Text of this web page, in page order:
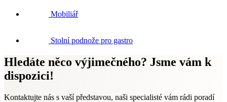
Mobiliář
Stolní podnože pro gastro
Hledáte něco výjimečného? Jsme vám k
dispozici!
Kontaktujte nás s vaší představou, naši specialisté vám rádi poradí